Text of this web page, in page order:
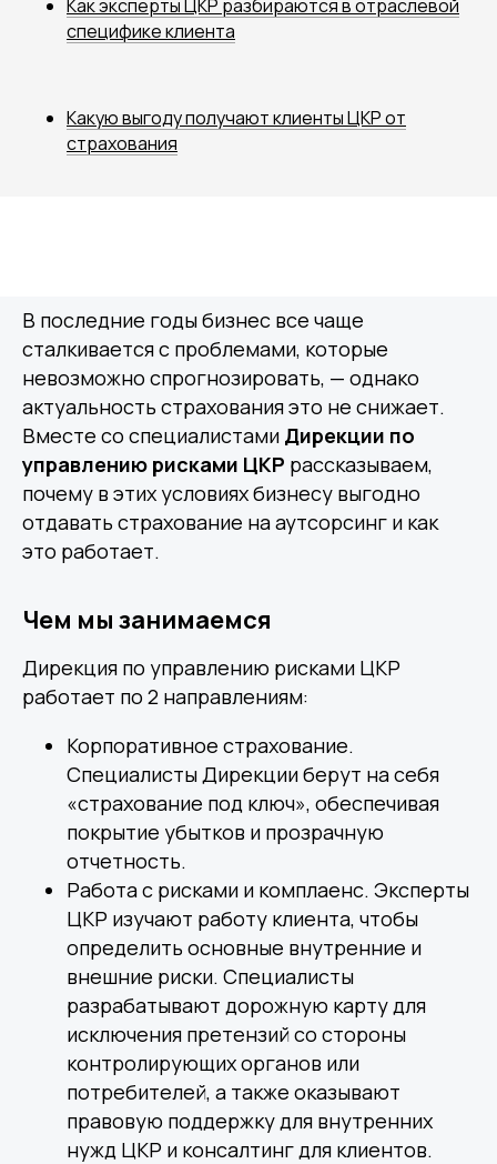
Как эксперты ЦКР разбираются в отраслевой
специфике клиента
Какую выгоду получают клиенты ЦКР от
страхования
В последние годы бизнес все чаще
сталкивается с проблемами, которые
невозможно спрогнозировать, — однако
актуальность страхования это не снижает.
Вместе со специалистами Дирекции по
управлению рисками ЦКР рассказываем,
почему в этих условиях бизнесу выгодно
отдавать страхование на аутсорсинг и как
это работает.
Чем мы занимаемся
Дирекция по управлению рисками ЦКР
работает по 2 направлениям:
Корпоративное страхование.
Специалисты Дирекции берут на себя
«страхование под ключ», обеспечивая
покрытие убытков и прозрачную
отчетность.
Работа с рисками и комплаенс. Эксперты
ЦКР изучают работу клиента, чтобы
определить основные внутренние и
внешние риски. Специалисты
разрабатывают дорожную карту для
исключения претензий со стороны
контролирующих органов или
потребителей, а также оказывают
правовую поддержку для внутренних
нужд ЦКР и консалтинг для клиентов.